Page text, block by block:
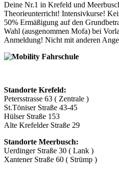
Deine Nr.1 in Krefeld und
Theorieunterricht! Intensivkurse!
50% Ermäßigung auf den
Wahl (ausgenommen Mofa) bei
Anmeldung! Nicht mit anderen
Standorte Krefeld:
Petersstrasse 63 ( Zentrale )
St.Töniser Straße 43-45
Hülser Straße 153
Alte Krefelder Straße 29
Standorte Meerbusch:
Uerdinger Straße 30 ( Lank )
Xantener Straße 60 ( Strümp )